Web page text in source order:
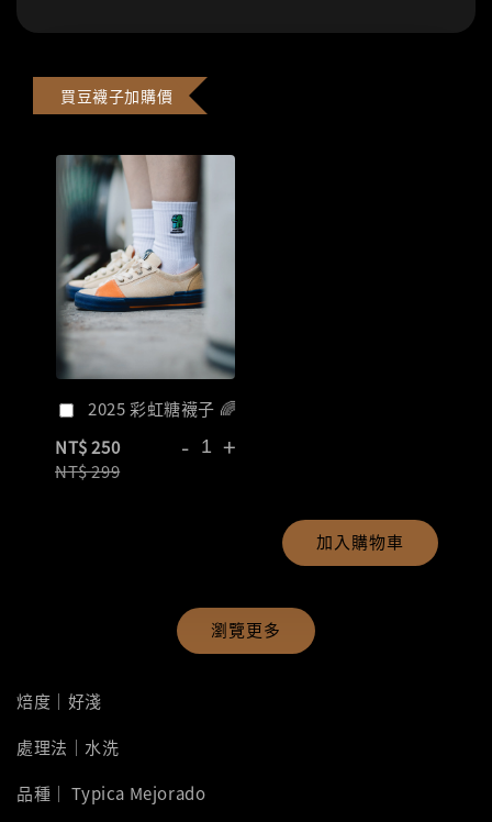
買豆襪子加購價
2025 彩虹糖襪子 🌈
NT$ 250
NT$ 299
- +
加入購物車
瀏覽更多
焙度｜好淺
處理法｜水洗
品種｜ Typica Mejorado